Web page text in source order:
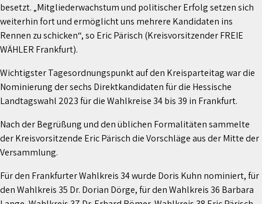
besetzt. „Mitgliederwachstum und politischer Erfolg setzen sich
weiterhin fort und ermöglicht uns mehrere Kandidaten ins
Rennen zu schicken“, so Eric Pärisch (Kreisvorsitzender FREIE
WÄHLER Frankfurt).
Wichtigster Tagesordnungspunkt auf den Kreisparteitag war die
Nominierung der sechs Direktkandidaten für die Hessische
Landtagswahl 2023 für die Wahlkreise 34 bis 39 in Frankfurt.
Nach der Begrüßung und den üblichen Formalitäten sammelte
der Kreisvorsitzende Eric Pärisch die Vorschläge aus der Mitte der
Versammlung.
Für den Frankfurter Wahlkreis 34 wurde Doris Kuhn nominiert, für
den Wahlkreis 35 Dr. Dorian Dörge, für den Wahlkreis 36 Barbara